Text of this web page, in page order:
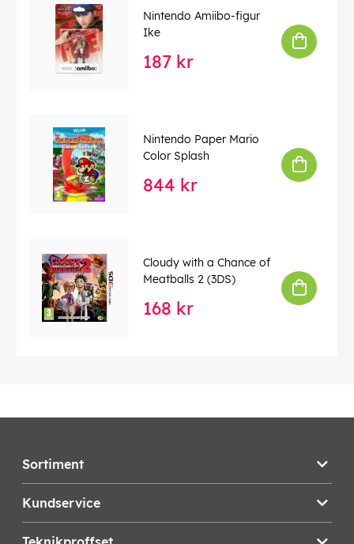
Nintendo Amiibo-figur
Ike
187 kr
Nintendo Paper Mario
Color Splash
844 kr
Cloudy with a Chance of
Meatballs 2 (3DS)
168 kr
Sortiment
Kundservice